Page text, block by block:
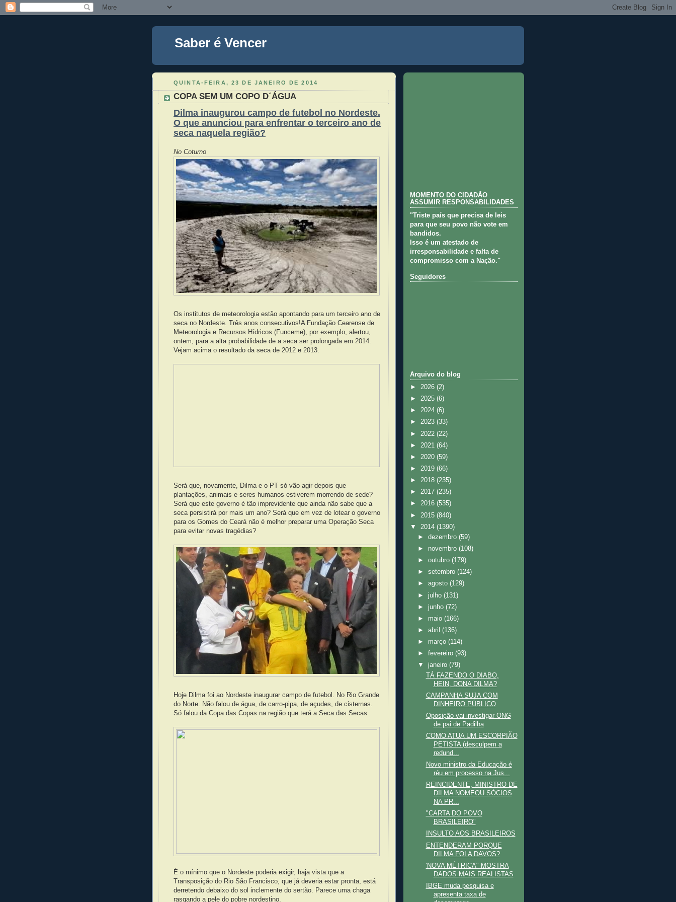
Saber é Vencer
QUINTA-FEIRA, 23 DE JANEIRO DE 2014
COPA SEM UM COPO D´ÁGUA
Dilma inaugurou campo de futebol no Nordeste.
O que anunciou para enfrentar o terceiro ano de
seca naquela região?
No Coturno
Os institutos de meteorologia estão apontando para um terceiro ano de
seca no Nordeste. Três anos consecutivos!A Fundação Cearense de
Meteorologia e Recursos Hídricos (Funceme), por exemplo, alertou,
ontem, para a alta probabilidade de a seca ser prolongada em 2014.
Vejam acima o resultado da seca de 2012 e 2013.
Será que, novamente, Dilma e o PT só vão agir depois que
plantações, animais e seres humanos estiverem morrendo de sede?
Será que este governo é tão imprevidente que ainda não sabe que a
seca persistirá por mais um ano? Será que em vez de lotear o governo
para os Gomes do Ceará não é melhor preparar uma Operação Seca
para evitar novas tragédias?
Hoje Dilma foi ao Nordeste inaugurar campo de futebol. No Rio Grande
do Norte. Não falou de água, de carro-pipa, de açudes, de cisternas.
Só falou da Copa das Copas na região que terá a Seca das Secas.
É o mínimo que o Nordeste poderia exigir, haja vista que a
Transposição do Rio São Francisco, que já deveria estar pronta, está
derretendo debaixo do sol inclemente do sertão. Parece uma chaga
rasgando a pele do pobre nordestino.
MOMENTO DO CIDADÃO
ASSUMIR RESPONSABILIDADES
"Triste país que precisa de leis
para que seu povo não vote em
bandidos.
Isso é um atestado de
irresponsabilidade e falta de
compromisso com a Nação."
Seguidores
Arquivo do blog
► 2026 (2)
► 2025 (6)
► 2024 (6)
► 2023 (33)
► 2022 (22)
► 2021 (64)
► 2020 (59)
► 2019 (66)
► 2018 (235)
► 2017 (235)
► 2016 (535)
► 2015 (840)
▼ 2014 (1390)
►dezembro(59)
► novembro(108)
►outubro(179)
►setembro(124)
►agosto(129)
► julho(131)
► junho(72)
► maio(166)
►abril(136)
► março(114)
►fevereiro(93)
▼ janeiro(79)
TÁ FAZENDO O DIABO,
HEIN, DONA DILMA?
CAMPANHA SUJA COM
DINHEIRO PÚBLICO
Oposição vai investigar ONG
de pai de Padilha
COMO ATUA UM ESCORPIÃO
PETISTA (desculpem a
redund...
Novo ministro da Educação é
réu em processo na Jus...
REINCIDENTE, MINISTRO DE
DILMA NOMEOU SÓCIOS
NA PR...
"CARTA DO POVO
BRASILEIRO"
INSULTO AOS BRASILEIROS
ENTENDERAM PORQUE
DILMA FOI A DAVOS?
'NOVA MÉTRICA" MOSTRA
DADOS MAIS REALISTAS
IBGE muda pesquisa e
apresenta taxa de